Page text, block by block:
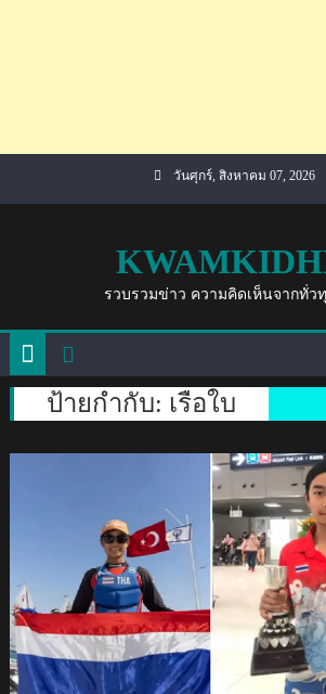
วันศุกร์, สิงหาคม 07, 2026
รวบรวมข่าว ความคิดเห็นจากทั่ว
ป้ายกำกับ: เรือใบ